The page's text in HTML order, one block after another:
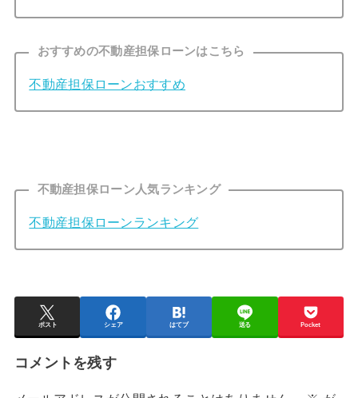
おすすめの不動産担保ローンはこちら
不動産担保ローンおすすめ
不動産担保ローン人気ランキング
不動産担保ローンランキング
ポスト シェア はてブ 送る Pocket
コメントを残す